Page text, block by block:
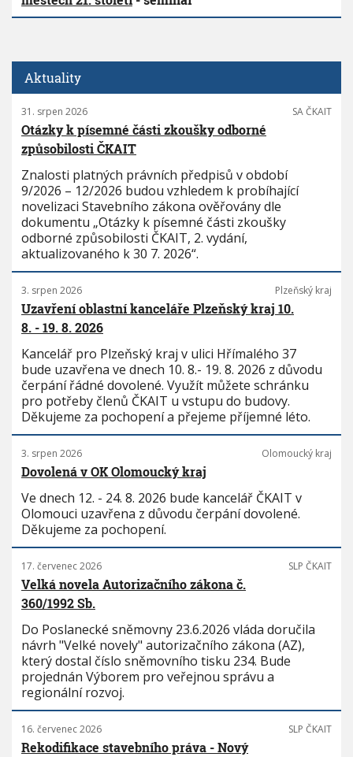
Aktuality
31. srpen 2026 SA ČKAIT
Otázky k písemné části zkoušky odborné
způsobilosti ČKAIT
Znalosti platných právních předpisů v období
9/2026 – 12/2026 budou vzhledem k probíhající
novelizaci Stavebního zákona ověřovány dle
dokumentu „Otázky k písemné části zkoušky
odborné způsobilosti ČKAIT, 2. vydání,
aktualizovaného k 30 7. 2026“.
3. srpen 2026 Plzeňský kraj
Uzavření oblastní kanceláře Plzeňský kraj 10.
8. - 19. 8. 2026
Kancelář pro Plzeňský kraj v ulici Hřímalého 37
bude uzavřena ve dnech 10. 8.- 19. 8. 2026 z důvodu
čerpání řádné dovolené. Využít můžete schránku
pro potřeby členů ČKAIT u vstupu do budovy.
Děkujeme za pochopení a přejeme příjemné léto.
3. srpen 2026 Olomoucký kraj
Dovolená v OK Olomoucký kraj
Ve dnech 12. - 24. 8. 2026 bude kancelář ČKAIT v
Olomouci uzavřena z důvodu čerpání dovolené.
Děkujeme za pochopení.
17. červenec 2026 SLP ČKAIT
Velká novela Autorizačního zákona č.
360/1992 Sb.
Do Poslanecké sněmovny 23.6.2026 vláda doručila
návrh "Velké novely" autorizačního zákona (AZ),
který dostal číslo sněmovního tisku 234. Bude
projednán Výborem pro veřejnou správu a
regionální rozvoj.
16. červenec 2026 SLP ČKAIT
Rekodifikace stavebního práva - Nový